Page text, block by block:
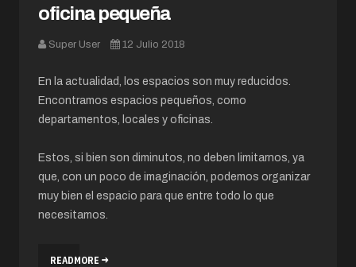
oficina pequeña
Super User 12 Julio 2018
En la actualidad, los espacios son muy reducidos.
Encontramos espacios pequeños, como
departamentos, locales y oficinas.
Estos, si bien son diminutos, no deben limitarnos, ya
que, con un poco de imaginación, podemos organizar
muy bien el espacio para que entre todo lo que
necesitamos.
READMORE